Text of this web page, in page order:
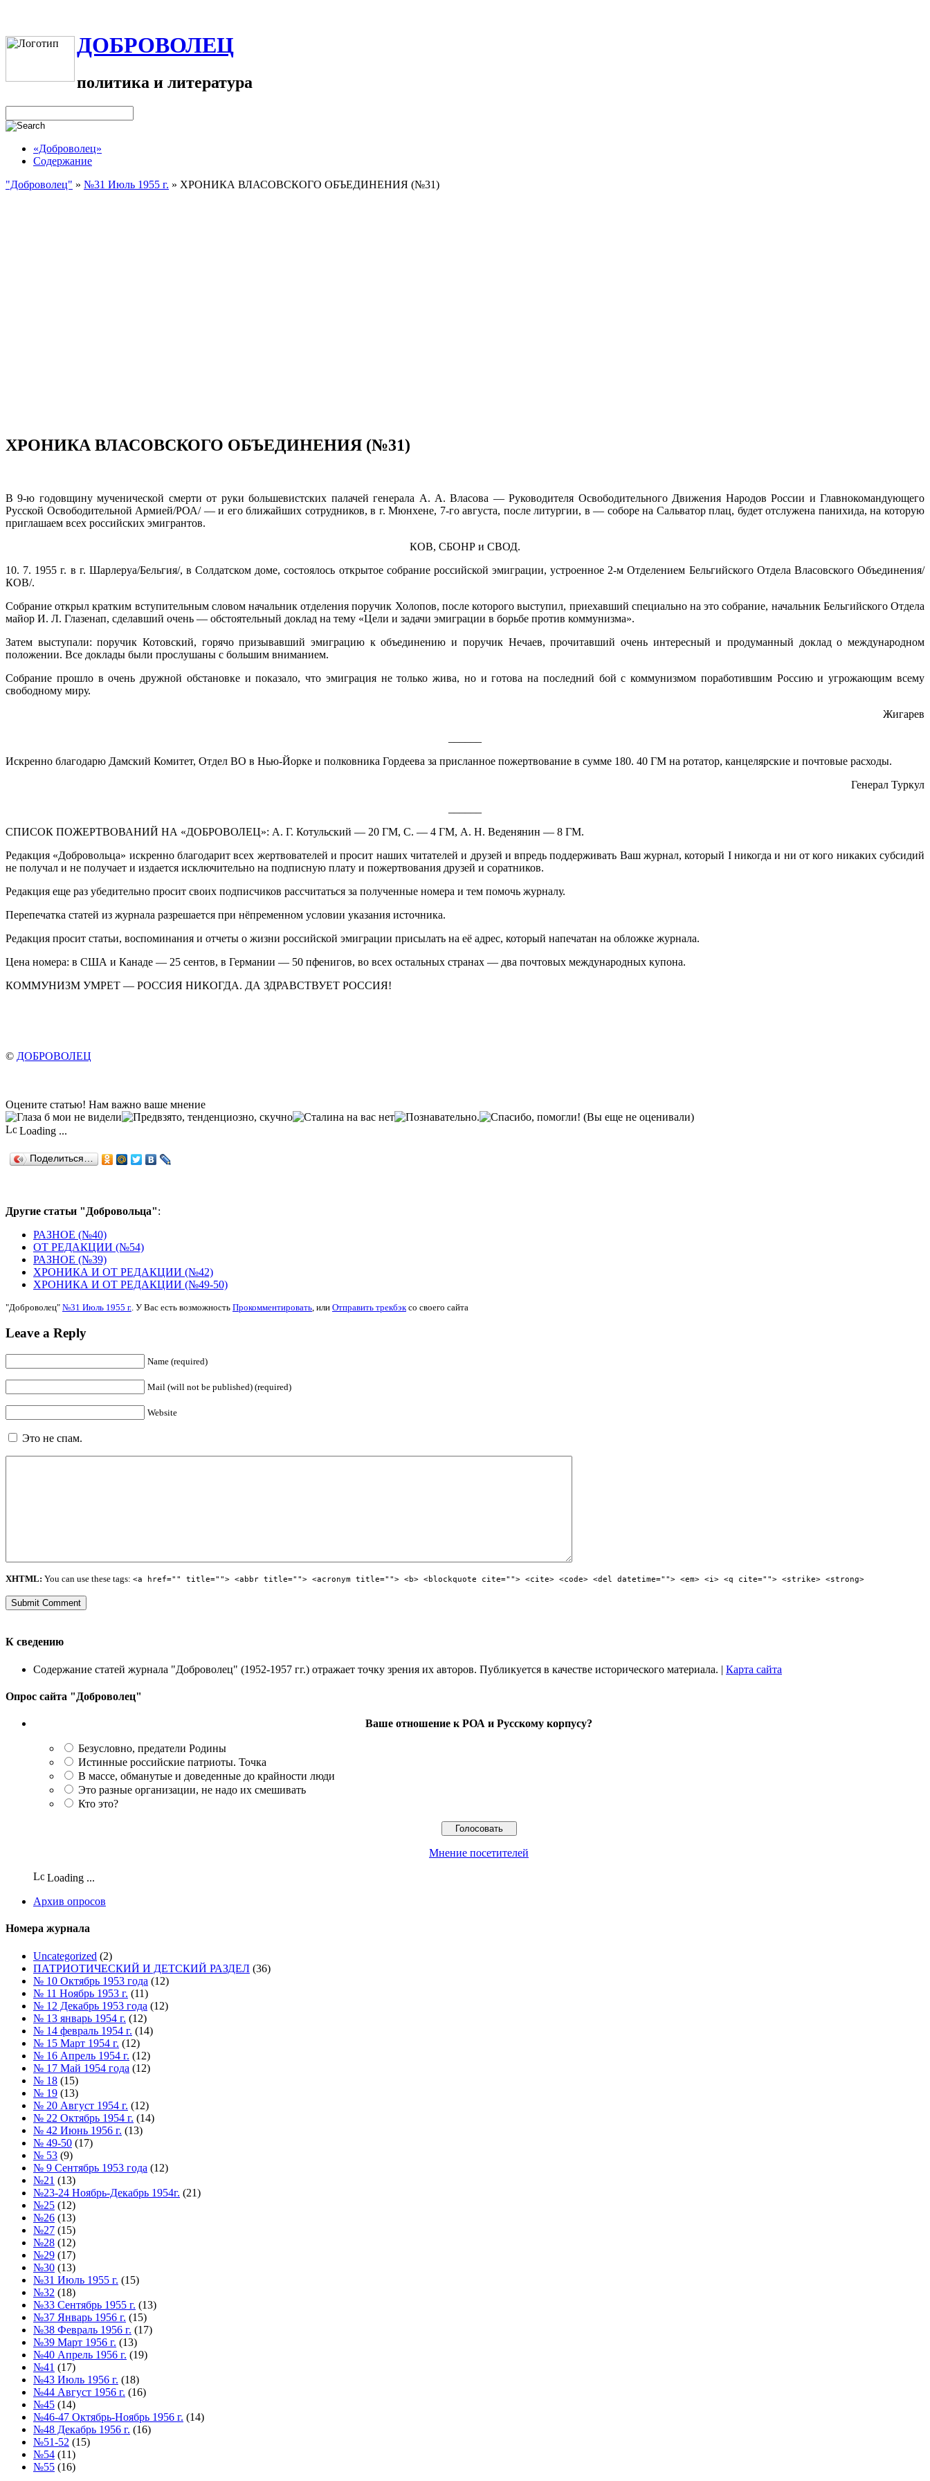
ДОБРОВОЛЕЦ
политика и литература
«Доброволец»
Содержание
"Доброволец" » №31 Июль 1955 г. » ХРОНИКА ВЛАСОВСКОГО ОБЪЕДИНЕНИЯ (№31)
ХРОНИКА ВЛАСОВСКОГО ОБЪЕДИНЕНИЯ (№31)
В 9-ю годовщину мученической смерти от руки большевистских палачей генерала А. А. Власова — Руководителя Освободительного Движения Народов Рос­сии и Главнокомандующего
Русской Освободительной Армией/РОА/ — и его бли­жайших сотрудников, в г. Мюнхене, 7-го августа, после литургии, в — соборе на Сальватор плац, будет отслужена панихида, на которую
приглашаем всех российских эмигрантов.
КОВ, СБОНР и СВОД.
10. 7. 1955 г. в г. Шарлеруа/Бельгия/, в Солдатском доме, состоялось открытое собрание российской эмиграции, устроенное 2-м Отделением Бельгий­ского Отдела Власовского Объединения/
КОВ/.
Собрание открыл кратким вступительным словом начальник отделения поручик Холопов, после которого выступил, приехавший специально на это со­брание, начальник Бельгийского Отдела
майор И. Л. Глазенап, сделавший очень — обстоятельный доклад на тему «Цели и задачи эмиграции в борьбе против ком­мунизма».
Затем выступали: поручик Котовский, горячо призывавший эмиграцию к объединению и поручик Нечаев, прочитавший очень интересный и продуман­ный доклад о международном
положении. Все доклады были прослушаны с большим вниманием.
Собрание прошло в очень дружной обстановке и показало, что эмигра­ция не только жива, но и готова на последний бой с коммунизмом поработив­шим Россию и угрожающим всему
свободному миру.
Жигарев
Искренно благодарю Дамский Комитет, Отдел ВО в Нью-Йорке и полков­ника Гордеева за присланное пожертвование в сумме 180. 40 ГМ на ротатор, канцелярские и почтовые расходы.
Генерал Туркул
СПИСОК ПОЖЕРТВОВАНИЙ НА «ДОБРОВОЛЕЦ»: А. Г. Котульский — 20 ГМ, С. — 4 ГМ, А. Н. Веденянин — 8 ГМ.
Редакция «Добровольца» искренно благодарит всех жертвователей и просит наших читателей и друзей и впредь поддерживать Ваш журнал, который I никогда и ни от кого никаких субсидий
не получал и не получает и издается исключительно на подписную плату и пожертвования друзей и соратников.
Редакция еще раз убедительно просит своих подписчиков рассчитаться за полученные номера и тем помочь журналу.
Перепечатка статей из журнала разрешается при нёпременном условии указания источника.
Редакция просит статьи, воспоминания и отчеты о жизни российской эмиграции присылать на её адрес, который напечатан на обложке журнала.
Цена номера: в США и Канаде — 25 сентов, в Германии — 50 пфенигов, во всех остальных странах — два почтовых международных купона.
КОММУНИЗМ УМРЕТ — РОССИЯ НИКОГДА. ДА ЗДРАВСТВУЕТ РОССИЯ!
© ДОБРОВОЛЕЦ
Оцените статью! Нам важно ваше мнение
(Вы еще не оценивали)
Loading ...
Поделиться…
Другие статьи "Добровольца":
РАЗНОЕ (№40)
ОТ РЕДАКЦИИ (№54)
РАЗНОЕ (№39)
ХРОНИКА И ОТ РЕДАКЦИИ (№42)
ХРОНИКА И OТ РЕДАКЦИИ (№49-50)
"Доброволец" №31 Июль 1955 г. . У Вас есть возможность Прокомментировать , или Отправить трекбэк со своего сайта
Leave a Reply
Name (required)
Mail (will not be published) (required)
Website
Это не спам.
XHTML: You can use these tags: <a href="" title=""> <abbr title=""> <acronym title=""> <b> <blockquote cite=""> <cite> <code> <del datetime=""> <em> <i> <q cite=""> <strike> <strong>
К сведению
Содержание статей журнала "Доброволец" (1952-1957 гг.) отражает точку зрения их авторов. Публикуется в качестве исторического материала. | Карта сайта
Опрос сайта "Доброволец"
Ваше отношение к РОА и Русскому корпусу?
Безусловно, предатели Родины
Истинные российские патриоты. Точка
В массе, обманутые и доведенные до крайности люди
Это разные организации, не надо их смешивать
Кто это?
Мнение посетителей
Loading ...
Архив опросов
Номера журнала
Uncategorized (2)
ПАТРИОТИЧЕСКИЙ И ДЕТСКИЙ РАЗДЕЛ (36)
№ 10 Октябрь 1953 года (12)
№ 11 Ноябрь 1953 г. (11)
№ 12 Декабрь 1953 года (12)
№ 13 январь 1954 г. (12)
№ 14 февраль 1954 г. (14)
№ 15 Март 1954 г. (12)
№ 16 Апрель 1954 г. (12)
№ 17 Май 1954 года (12)
№ 18 (15)
№ 19 (13)
№ 20 Август 1954 г. (12)
№ 22 Октябрь 1954 г. (14)
№ 42 Июнь 1956 г. (13)
№ 49-50 (17)
№ 53 (9)
№ 9 Сентябрь 1953 года (12)
№21 (13)
№23-24 Ноябрь-Декабрь 1954г. (21)
№25 (12)
№26 (13)
№27 (15)
№28 (12)
№29 (17)
№30 (13)
№31 Июль 1955 г. (15)
№32 (18)
№33 Сентябрь 1955 г. (13)
№37 Январь 1956 г. (15)
№38 Февраль 1956 г. (17)
№39 Март 1956 г. (13)
№40 Апрель 1956 г. (19)
№41 (17)
№43 Июль 1956 г. (18)
№44 Август 1956 г. (16)
№45 (14)
№46-47 Октябрь-Ноябрь 1956 г. (14)
№48 Декабрь 1956 г. (16)
№51-52 (15)
№54 (11)
№55 (16)